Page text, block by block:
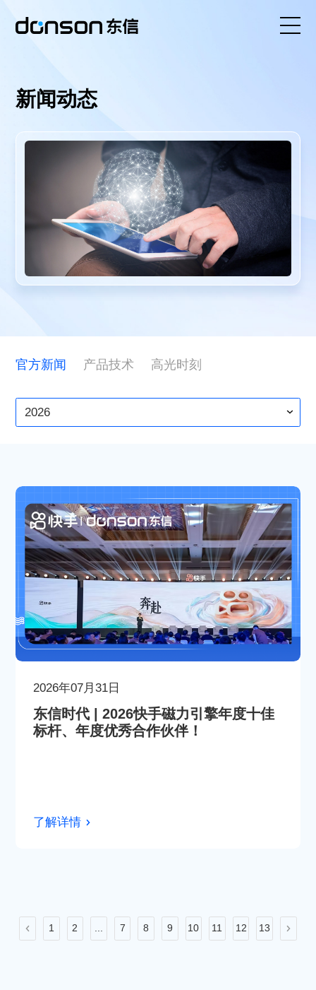
关于东信
联系东信
新闻动态
官方新闻 产品技术 高光时刻
2026
2026年07月31日
东信时代 | 2026快手磁力引擎年度十佳
标杆、年度优秀合作伙伴！
了解详情
1 2 ... 7 8 9 10 11 12 13